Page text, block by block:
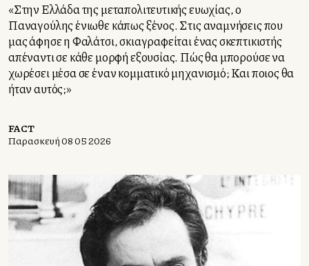
«Στην Ελλάδα της μεταπολιτευτικής ευωχίας, ο
Παναγούλης ένιωθε κάπως ξένος. Στις αναμνήσεις που
μας άφησε η Φαλάτσι, σκιαγραφείται ένας σκεπτικιστής
απέναντι σε κάθε μορφή εξουσίας. Πώς θα μπορούσε να
χωρέσει μέσα σε έναν κομματικό μηχανισμό; Και ποιος θα
ήταν αυτός;»
FACT
Παρασκευή 08 05 2026